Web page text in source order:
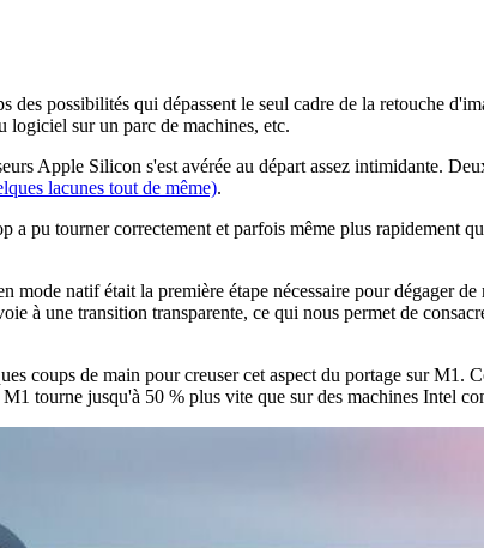
possibilités qui dépassent le seul cadre de la retouche
logiciel sur un parc de machines, etc.
Apple Silicon s'est avérée au départ assez intimidante.
lacunes tout de même).
pu tourner correctement et parfois même plus rapidement
mode natif était la première étape nécessaire pour dégager
à une transition transparente, ce qui nous permet de
coups de main pour creuser cet aspect du portage sur M1.
tourne jusqu'à 50 % plus vite que sur des machines Intel